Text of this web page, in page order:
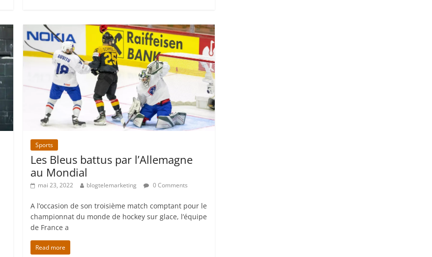
Sports
Les Bleus battus par l’Allemagne
au Mondial
mai 23, 2022 blogtelemarketing 0 Comments
A l’occasion de son troisième match comptant pour le
championnat du monde de hockey sur glace, l’équipe
de France a
Read more